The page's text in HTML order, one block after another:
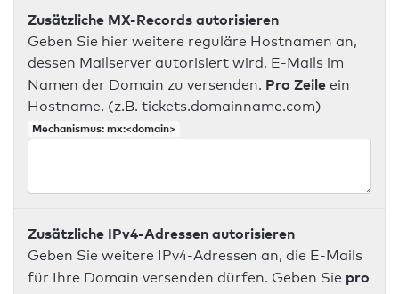
Zusätzliche MX-Records autorisieren
Geben Sie hier weitere reguläre Hostnamen an,
dessen Mailserver autorisiert wird, E-Mails im
Namen der Domain zu versenden. Pro Zeile ein
Hostname. (z.B. tickets.domainname.com)
Mechanismus: mx:<domain>
Zusätzliche IPv4-Adressen autorisieren
Geben Sie weitere IPv4-Adressen an, die E-Mails
für Ihre Domain versenden dürfen. Geben Sie pro